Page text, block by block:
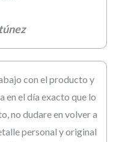
con el producto y
en el día exacto que lo
no dudare en volver a
personal y original